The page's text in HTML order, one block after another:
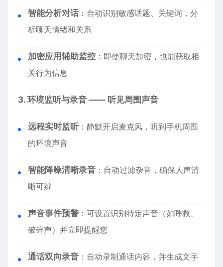
智能分析对话 ：自动识别敏感话题、关键词，分
析聊天情绪和关系
加密应用辅助监控 ：即使聊天加密，也能获取相
关行为信息
3. 环境监听与录音 —— 听见周围声音
远程实时监听 ：静默开启麦克风，听到手机周围
的环境声音
智能降噪清晰录音 ：自动过滤杂音，确保人声清
晰可辨
声音事件预警 ：可设置识别特定声音（如呼救、
破碎声）并立即提醒您
通话双向录音 ：自动录制通话内容，并生成文字